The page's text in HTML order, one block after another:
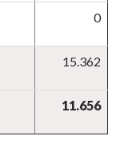
0
15.362
11.656